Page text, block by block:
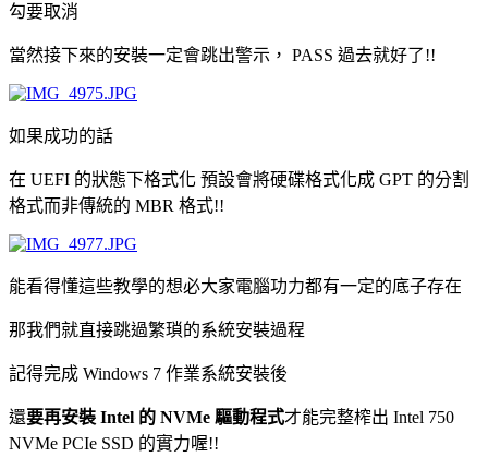
勾要取消
當然接下來的安裝一定會跳出警示， PASS 過去就好了!!
如果成功的話
在 UEFI 的狀態下格式化 預設會將硬碟格式化成 GPT 的分割
格式而非傳統的 MBR 格式!!
能看得懂這些教學的想必大家電腦功力都有一定的底子存在
那我們就直接跳過繁瑣的系統安裝過程
記得完成 Windows 7 作業系統安裝後
還要再安裝 Intel 的 NVMe 驅動程式才能完整榨出 Intel 750
NVMe PCIe SSD 的實力喔!!